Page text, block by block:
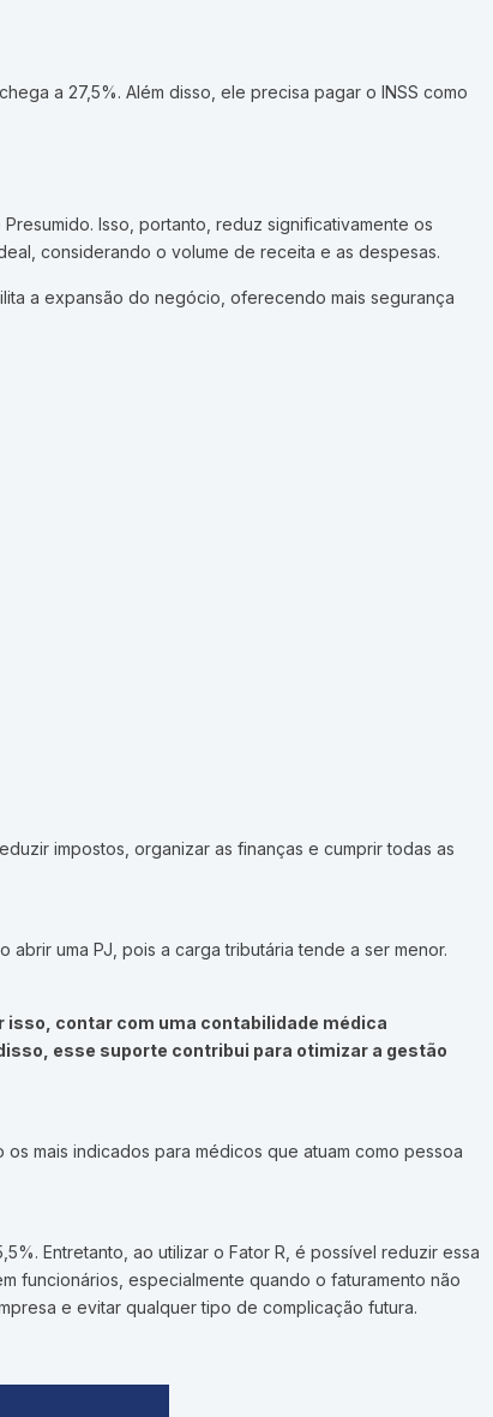
a 27,5%. Além disso, ele precisa pagar o INSS como
Isso, portanto, reduz significativamente os
considerando o volume de receita e as despesas.
a expansão do negócio, oferecendo mais segurança
impostos, organizar as finanças e cumprir todas as
uma PJ, pois a carga tributária tende a ser menor.
contar com uma contabilidade médica
esse suporte contribui para otimizar a gestão
mais indicados para médicos que atuam como pessoa
Entretanto, ao utilizar o Fator R, é possível reduzir essa
funcionários, especialmente quando o faturamento não
e evitar qualquer tipo de complicação futura.